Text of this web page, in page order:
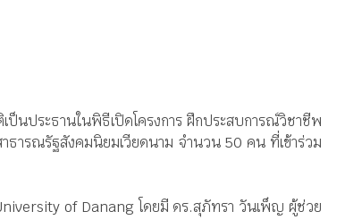
นประธานในพิธีเปิดโครงการ ฝึกประสบการณ์วิชาชีพ
ารณรัฐสังคมนิยมเวียดนาม จำนวน 50 คน ที่เข้าร่วม
of Danang โดยมี ดร.สุภัทรา วันเพ็ญ ผู้ช่วย